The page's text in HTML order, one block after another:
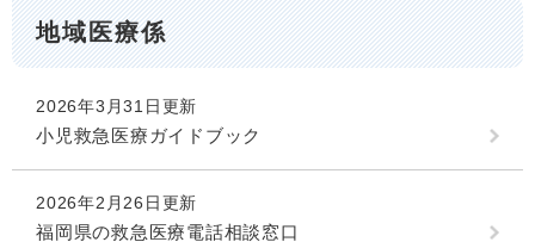
地域医療係
2026年3月31日更新
小児救急医療ガイドブック
2026年2月26日更新
福岡県の救急医療電話相談窓口